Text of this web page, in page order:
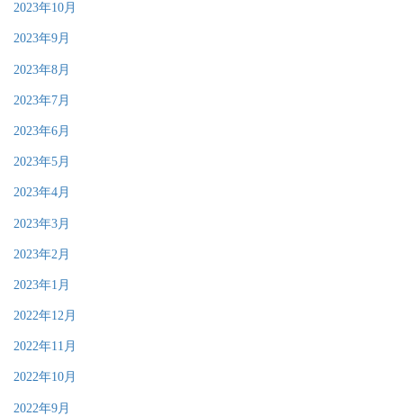
2023年10月
2023年9月
2023年8月
2023年7月
2023年6月
2023年5月
2023年4月
2023年3月
2023年2月
2023年1月
2022年12月
2022年11月
2022年10月
2022年9月